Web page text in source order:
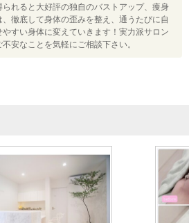
られると大好評の独自のバストアップ、痩身
、徹底して身体の歪みを整え、通うたびに自
やすい身体に変えていきます！実力派サロン
安なことを気軽にご相談下さい。